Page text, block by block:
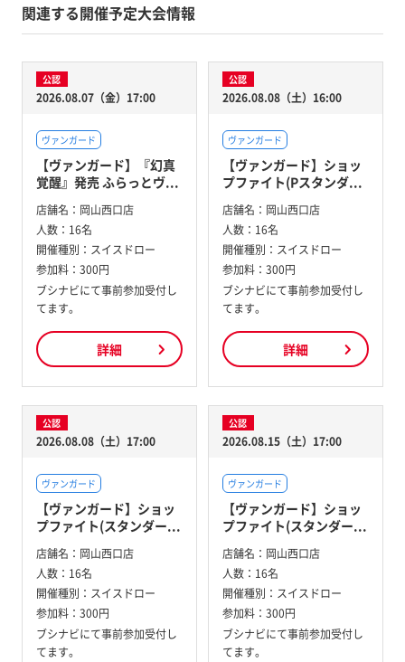
関連する開催予定大会情報
公認
2026.08.07（金）17:00
ヴァンガード
【ヴァンガード】『幻真
覚醒』発売 ふらっとヴ...
店舗名： 岡山西口店
人数： 16名
開催種別： スイスドロー
参加料： 300円
ブシナビにて事前参加受付し
てます。
詳細
公認
2026.08.08（土）16:00
ヴァンガード
【ヴァンガード】ショッ
プファイト(Pスタンダ...
店舗名： 岡山西口店
人数： 16名
開催種別： スイスドロー
参加料： 300円
ブシナビにて事前参加受付し
てます。
詳細
公認
2026.08.08（土）17:00
ヴァンガード
【ヴァンガード】ショッ
プファイト(スタンダー...
店舗名： 岡山西口店
人数： 16名
開催種別： スイスドロー
参加料： 300円
ブシナビにて事前参加受付し
てます。
公認
2026.08.15（土）17:00
ヴァンガード
【ヴァンガード】ショッ
プファイト(スタンダー...
店舗名： 岡山西口店
人数： 16名
開催種別： スイスドロー
参加料： 300円
ブシナビにて事前参加受付し
てます。